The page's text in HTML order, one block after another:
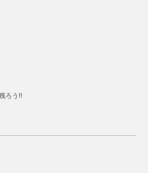
ろう!!